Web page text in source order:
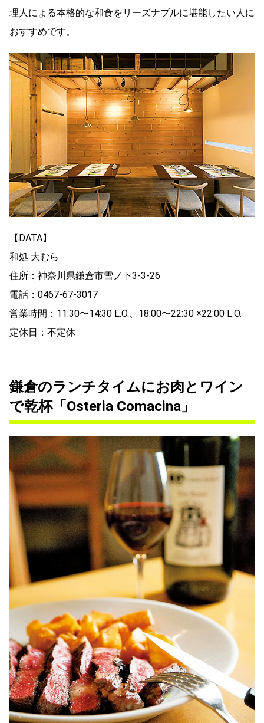
理人による本格的な和食をリーズナブルに堪能したい人に
おすすめです。
【DATA】
和処 大むら
住所：神奈川県鎌倉市雪ノ下3-3-26
電話：0467-67-3017
営業時間：11:30〜14:30 L.O.、18:00〜22:30 ※22:00 L.O.
定休日：不定休
鎌倉のランチタイムにお肉とワイン
で乾杯「Osteria Comacina」